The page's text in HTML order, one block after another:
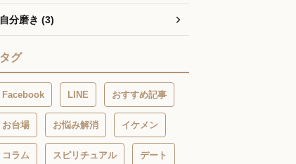
自分磨き (3)
タグ
Facebook LINE おすすめ記事
お台場 お悩み解消 イケメン
コラム スピリチュアル デート